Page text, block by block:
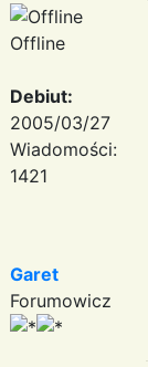
Offline
Debiut:
2005/03/27
Wiadomości:
1421
Garet
Forumowicz